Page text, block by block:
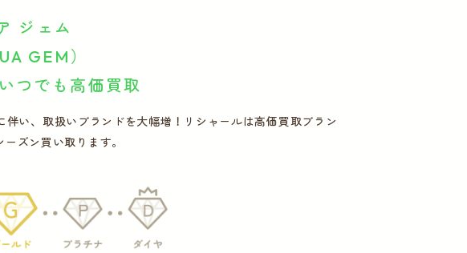
ジェム
GEM）
つでも高価買取
い、取扱いブランドを大幅増！リシャールは高価買取ブラン
ズン買い取ります。